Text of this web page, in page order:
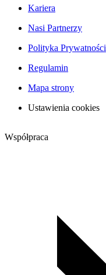
Kariera
Nasi Partnerzy
Polityka Prywatności
Regulamin
Mapa strony
Ustawienia cookies
Współpraca